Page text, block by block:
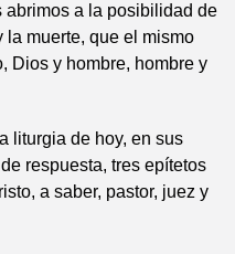
abrimos a la posibilidad de
muerte, que el mismo
Dios y hombre, hombre y
liturgia de hoy, en sus
respuesta, tres epítetos
a saber, pastor, juez y